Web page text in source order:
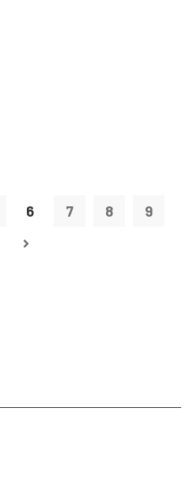
6 7 8 9